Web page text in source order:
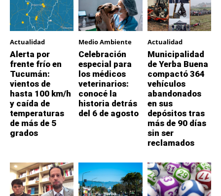
Actualidad
Alerta por
frente frío en
Tucumán:
vientos de
hasta 100 km/h
y caída de
temperaturas
de más de 5
grados
Medio Ambiente
Celebración
especial para
los médicos
veterinarios:
conocé la
historia detrás
del 6 de agosto
Actualidad
Municipalidad
de Yerba Buena
compactó 364
vehículos
abandonados
en sus
depósitos tras
más de 90 días
sin ser
reclamados